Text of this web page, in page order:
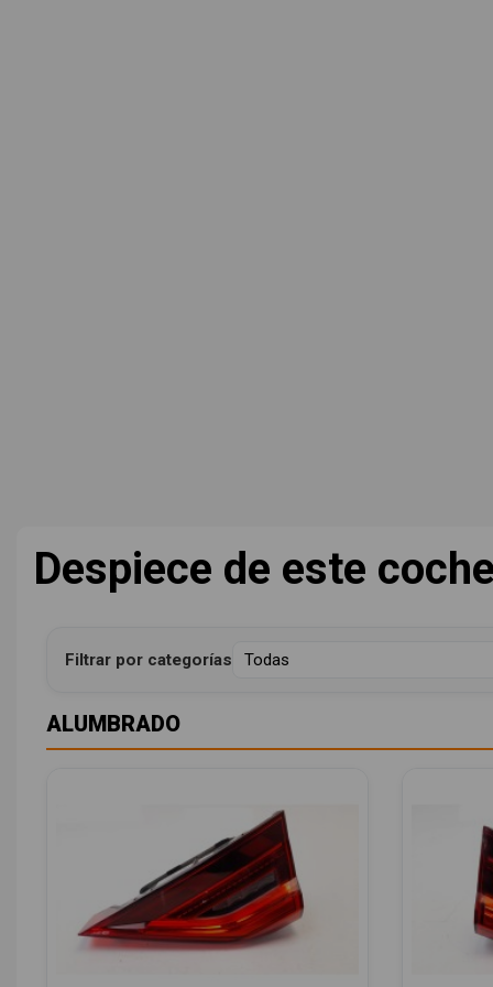
Despiece de este
Filtrar por categorías
ALUMBRADO